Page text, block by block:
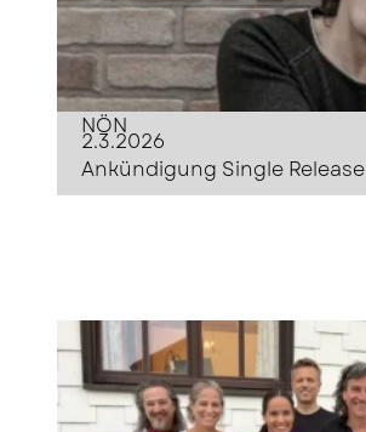
NÖN
2.3.2026
Ankündigung Single Release